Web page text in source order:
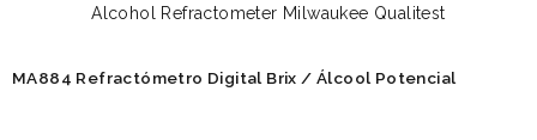
MA884 Refractómetro Digital Brix / Álcool Potencial